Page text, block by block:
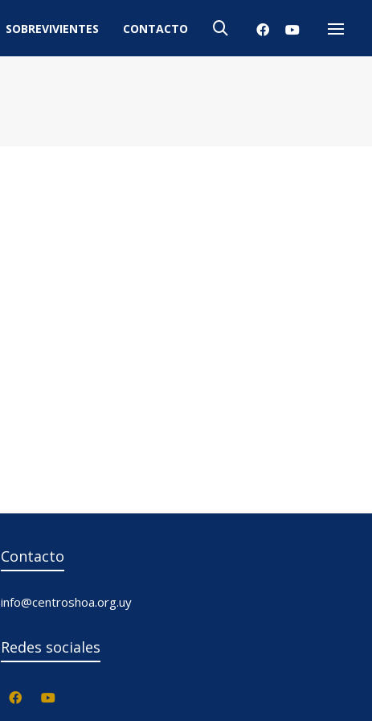
SOBREVIVIENTES CONTACTO
Menú
Contacto
info@centroshoa.org.uy
Redes sociales